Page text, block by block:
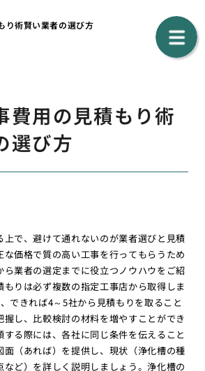
り術賢い業者の選び方
費用の見積もり術
選び方
上で、避けて通れないのが業者選びと見積
な価格で質の高い工事を行ってもらうため
ら業者の選定までに役立つノウハウをご紹
りは必ず複数の指定工事店から取得しま
できれば4～5社から見積もりを取ること
握し、比較検討の材料を増やすことができ
する際には、各社に同じ条件を伝えること
面（あれば）を提供し、現状（浄化槽の種
ど）を詳しく説明しましょう。浄化槽の